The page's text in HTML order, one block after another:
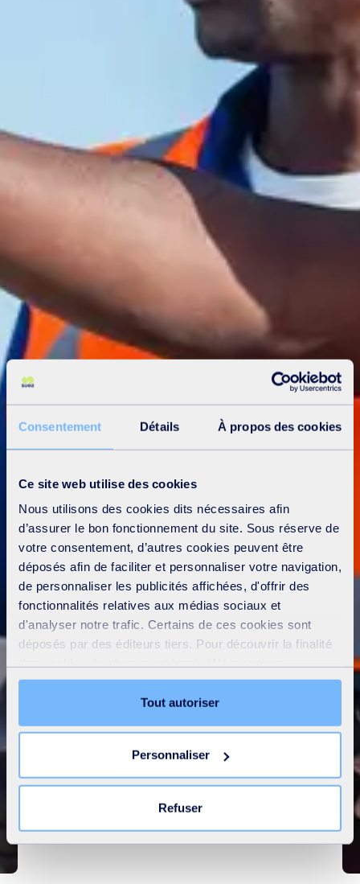
Consentement Détails À propos des cookies
Ce site web utilise des cookies
Nous utilisons des cookies dits nécessaires afin
d’assurer le bon fonctionnement du site. Sous réserve de
votre consentement, d’autres cookies peuvent être
déposés afin de faciliter et personnaliser votre navigation,
de personnaliser les publicités affichées, d'offrir des
fonctionnalités relatives aux médias sociaux et
d'analyser notre trafic. Certains de ces cookies sont
déposés par des éditeurs tiers. Pour découvrir la finalité
Préférences, Statistiques et Marketing), cliquez sur
l’onglet « Détails ». Via ce bandeau, vous pouvez
librement accepter ou refuser tous les cookies ou
nécessaires ne peut entrainer une restriction de l’accès
au site. Vous pouvez retirer votre consentement à tout
Tout autoriser
Personnaliser
Refuser
Notre raison d'être